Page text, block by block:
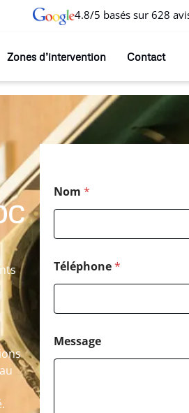
4.8/5 basés sur 628
Zones d’intervention Contact
Nom *
Téléphone*
Message